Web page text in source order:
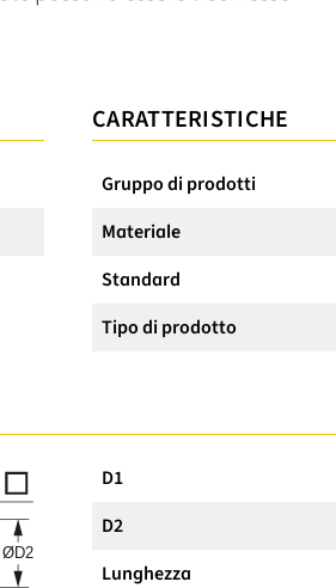
CARATTERISTICHE
Gruppo di prodotti
Materiale
Standard
Tipo di prodotto
D1
D2
Lunghezza